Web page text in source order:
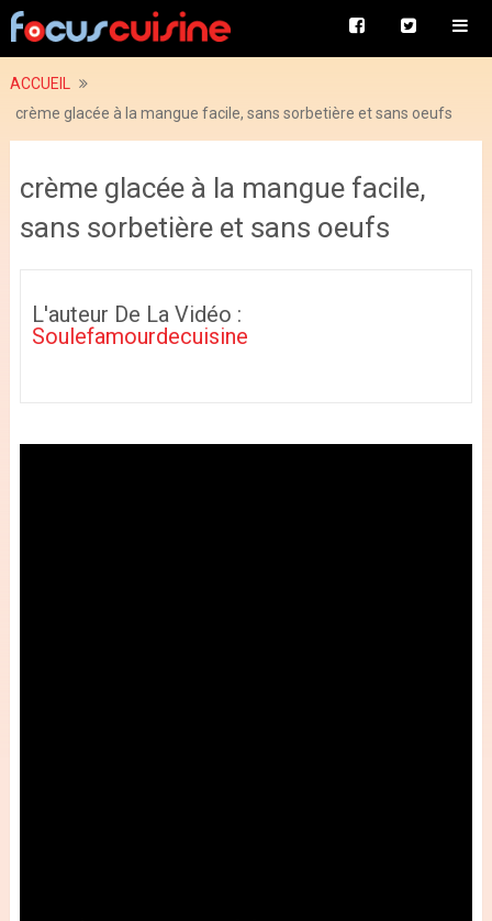
ACCUEIL
crème glacée à la mangue facile, sans sorbetière et sans oeufs
crème glacée à la mangue facile,
sans sorbetière et sans oeufs
L'auteur De La Vidéo :
Soulefamourdecuisine